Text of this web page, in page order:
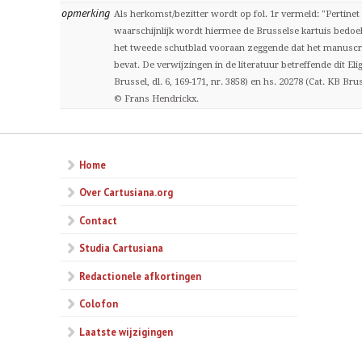
opmerking Als herkomst/bezitter wordt op fol. 1r vermeld: "Pertinet
waarschijnlijk wordt hiermee de Brusselse kartuis
het tweede schutblad vooraan zeggende dat het
bevat. De verwijzingen in de literatuur betreffende dit
Brussel, dl. 6, 169-171, nr. 3858) en hs. 20278 (Cat. KB
© Frans Hendrickx.
Home
Over Cartusiana.org
Contact
Studia Cartusiana
Redactionele afkortingen
Colofon
Laatste wijzigingen